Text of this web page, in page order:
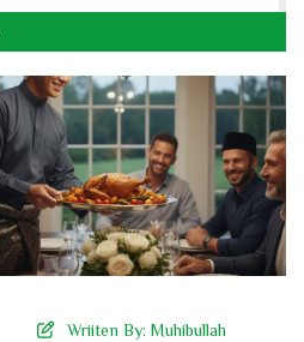
Wriiten By: Muhibullah